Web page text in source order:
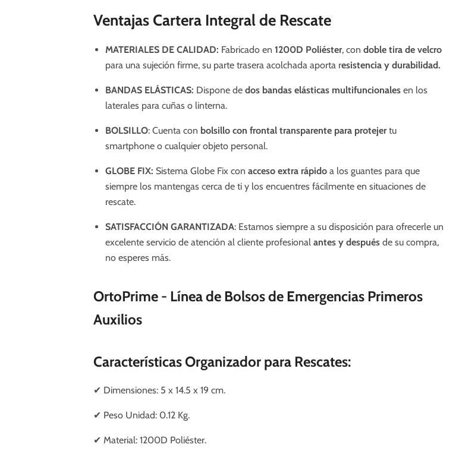
Ventajas Cartera Integral de Rescate
MATERIALES DE CALIDAD: Fabricado en 1200D Poliéster, con doble tira de velcro
para una sujeción firme, su parte trasera acolchada aporta resistencia y durabilidad.
BANDAS ELÁSTICAS: Dispone dedos bandas elásticas multifuncionales en los
laterales para cuñas o linterna.
BOLSILLO: Cuenta con bolsillo con frontal transparente para protejertu
smartphone o cualquier objeto personal.
GLOBE FIX: Sistema Globe Fix con acceso extra rápido a los guantes para que
siempre los mantengas cerca de ti y los encuentres fácilmente en situaciones de
rescate.
SATISFACCIÓN GARANTIZADA: Estamos siempre a su disposición para ofrecerle un
excelente servicio de atención al cliente profesional antes y después de su compra,
no esperes más.
OrtoPrime - Línea de Bolsos de Emergencias Primeros
Auxilios
Características Organizador para Rescates:
✔ Dimensiones: 5 x 14.5 x 19 cm.
✔ Peso Unidad: 0.12 Kg.
✔ Material: 1200D Poliéster.